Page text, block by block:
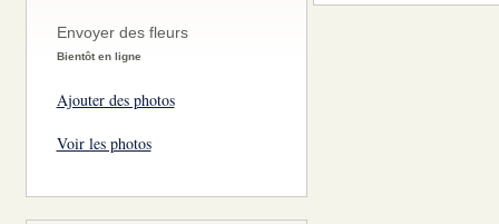
Envoyer des fleurs
Bientôt en ligne
Ajouter des photos
Voir les photos